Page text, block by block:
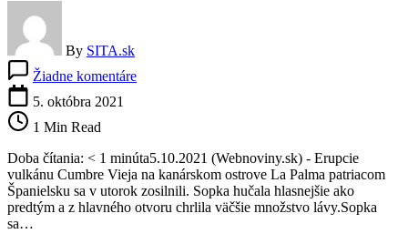
By SITA.sk
Žiadne komentáreSopka
aktívnejšia,
opäť
hučí
a
5. októbra 2021
1 Min Read
Doba čítania: < 1 minúta5.10.2021 (Webnoviny.sk) - Erupcie
vulkánu Cumbre Vieja na kanárskom ostrove La Palma patriacom
Španielsku sa v utorok zosilnili. Sopka hučala hlasnejšie ako
predtým a z hlavného otvoru chrlila väčšie množstvo lávy.Sopka
sa…